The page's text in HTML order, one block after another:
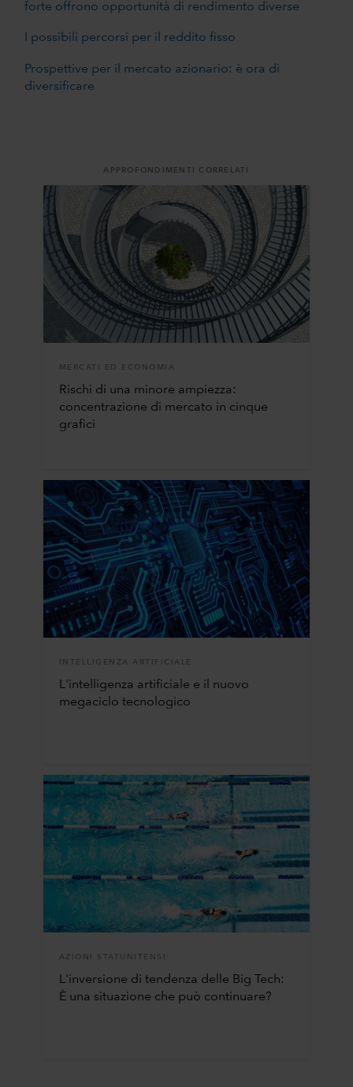
forte offrono opportunità di rendimento diverse
I possibili percorsi per il reddito fisso
Prospettive per il mercato azionario: è ora di
diversificare
APPROFONDIMENTI CORRELATI
MERCATI ED ECONOMIA
Rischi di una minore ampiezza:
concentrazione di mercato in cinque
grafici
INTELLIGENZA ARTIFICIALE
L'intelligenza artificiale e il nuovo
megaciclo tecnologico
AZIONI STATUNITENSI
L'inversione di tendenza delle Big Tech:
È una situazione che può continuare?